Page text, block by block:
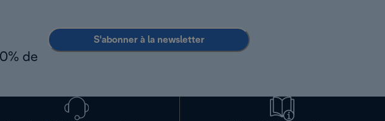
de
S'abonner à la newsletter